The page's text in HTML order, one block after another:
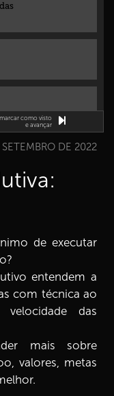
marcar como visto
e avançar
DE 2022
de executar
entendem a
com técnica ao
das
mais sobre
valores, metas